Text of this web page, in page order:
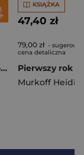
Zintegrowany mózg - zintegrowane dziecko
KSIĄŻKA
47,40 zł
79,00 zł -
cena detaliczna
Murkoff Heidi